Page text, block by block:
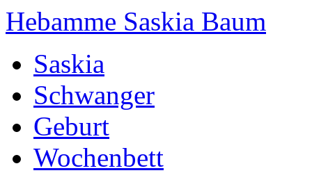
Hebamme Saskia Baum
Saskia
Schwanger
Geburt
Wochenbett